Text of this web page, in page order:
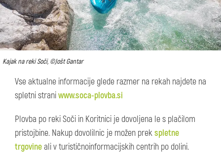
Kajak na reki Soči, ©Jošt Gantar
Vse aktualne informacije glede razmer na rekah najdete na
spletni straniwww.soca-plovba.si
Plovba po reki Soči in Koritnici je dovoljena le s plačilom
pristojbine. Nakup dovolilnic je možen prekspletne
trgovineali v turističnoinformacijskih centrih po dolini.